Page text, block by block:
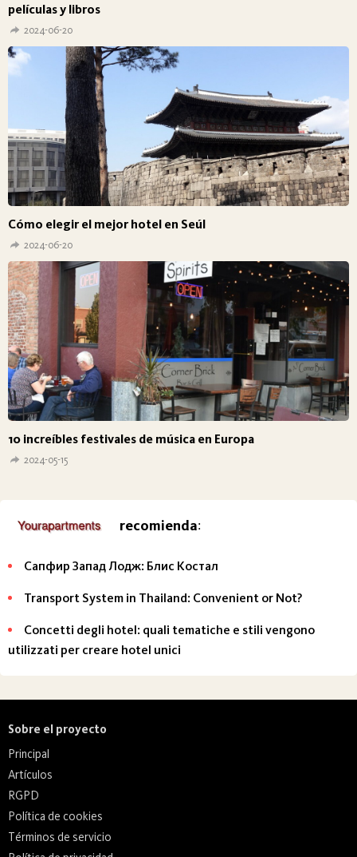
películas y libros
2024-06-20
Cómo elegir el mejor hotel en Seúl
2024-06-20
10 increíbles festivales de música en Europa
2024-05-15
recomienda:
Сапфир Запад Лодж: Блис Костал
Transport System in Thailand: Convenient or Not?
Concetti degli hotel: quali tematiche e stili vengono
utilizzati per creare hotel unici
Sobre el proyecto
Principal
Artículos
RGPD
Política de cookies
Términos de servicio